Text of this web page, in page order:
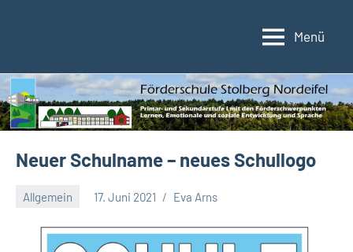
Stolberg/Nordeifel
Verbund
der
Kupferstadt
Menü
Neuer Schulname – neues Schullogo
Allgemein 17. Juni 2021 Eva Arns